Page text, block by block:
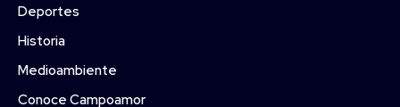
Deportes
Historia
Medioambiente
Conoce Campoamor